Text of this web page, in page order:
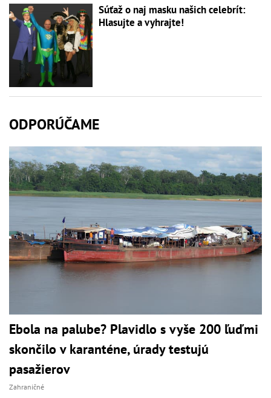
Súťaž o naj masku našich celebrít:
Hlasujte a vyhrajte!
ODPORÚČAME
Ebola na palube? Plavidlo s vyše 200 ľuďmi
skončilo v karanténe, úrady testujú
pasažierov
Zahraničné